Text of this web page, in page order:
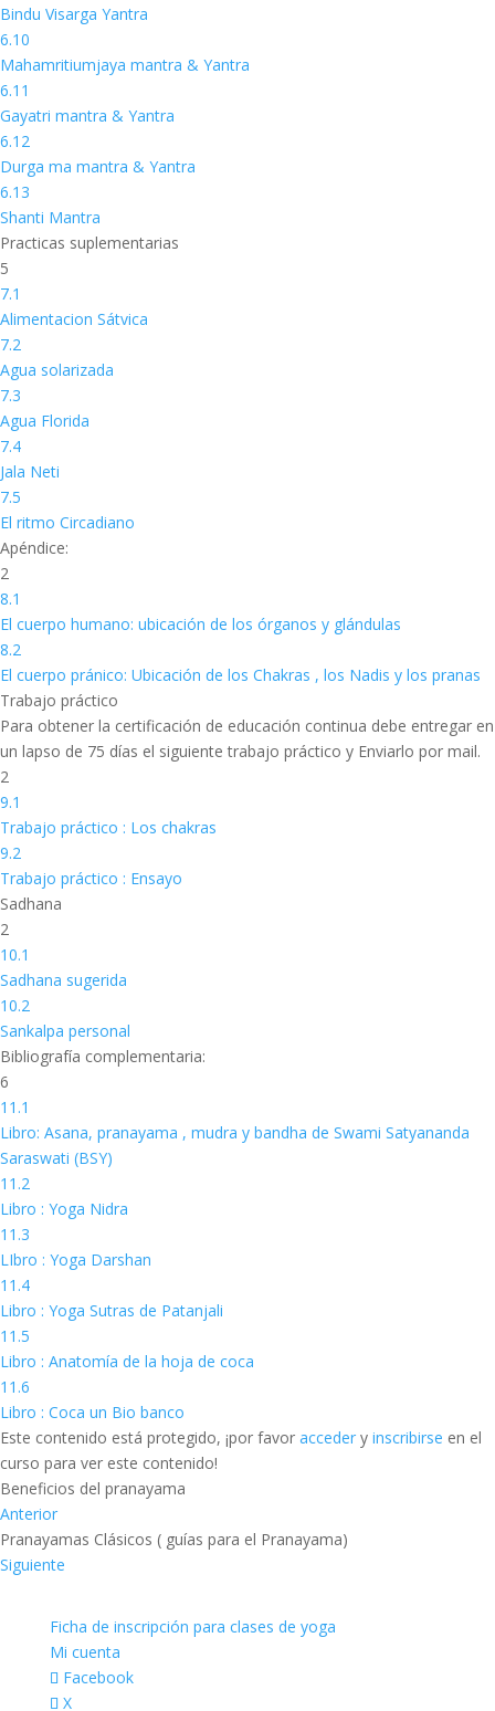
Bindu Visarga Yantra
6.10
Mahamritiumjaya mantra & Yantra
6.11
Gayatri mantra & Yantra
6.12
Durga ma mantra & Yantra
6.13
Shanti Mantra
Practicas suplementarias
5
7.1
Alimentacion Sátvica
7.2
Agua solarizada
7.3
Agua Florida
7.4
Jala Neti
7.5
El ritmo Circadiano
Apéndice:
2
8.1
El cuerpo humano: ubicación de los órganos y glándulas
8.2
El cuerpo pránico: Ubicación de los Chakras , los Nadis y los pranas
Trabajo práctico
Para obtener la certificación de educación continua debe entregar en
un lapso de 75 días el siguiente trabajo práctico y Enviarlo por mail.
2
9.1
Trabajo práctico : Los chakras
9.2
Trabajo práctico : Ensayo
Sadhana
2
10.1
Sadhana sugerida
10.2
Sankalpa personal
Bibliografía complementaria:
6
11.1
Libro: Asana, pranayama , mudra y bandha de Swami Satyananda
Saraswati (BSY)
11.2
Libro : Yoga Nidra
11.3
LIbro : Yoga Darshan
11.4
Libro : Yoga Sutras de Patanjali
11.5
Libro : Anatomía de la hoja de coca
11.6
Libro : Coca un Bio banco
Este contenido está protegido, ¡por favor acceder y inscribirse en el
curso para ver este contenido!
Beneficios del pranayama
Anterior
Pranayamas Clásicos ( guías para el Pranayama)
Siguiente
Ficha de inscripción para clases de yoga
Mi cuenta
Facebook
X